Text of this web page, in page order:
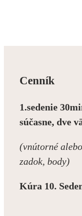
Cenník
1.sedenie
súčasne, dve
(vnútorné
zadok, body)
Kúra 10.